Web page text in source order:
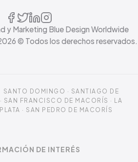
y Marketing Blue Design Worldwide
© Todos los derechos reservados.
SANTO DOMINGO · SANTIAGO DE
SAN FRANCISCO DE MACORÍS · LA
· SAN PEDRO DE MACORÍS
DE INTERÉS